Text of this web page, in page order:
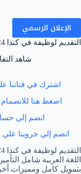
الإعلان الرسمي
التقديم لوظيفة في كندا 2024 براتب 125 ألف دولار سنويا
شاهد
اشترك في قناتنا
اضغط هنا
انضم إلي
انضم إلي جروبنا
اللغة العربية شامل
بتمويل كامل ومميزات